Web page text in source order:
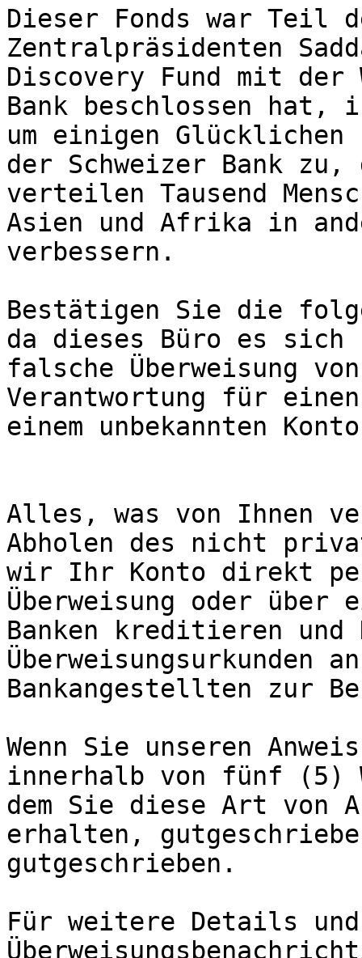
Dieser Fonds war Teil
Zentralpräsidenten
Discovery Fund mit der
Bank beschlossen
um einigen
der Schweizer Bank zu,
verteilen Tausend
Asien und Afrika in
verbessern.
Bestätigen Sie die
da dieses Büro es
falsche Überweisung
Verantwortung für
einem unbekannten
Alles, was von Ihnen
Abholen des nicht
wir Ihr Konto direkt
Überweisung oder über
Banken kreditieren und
Überweisungsurkunden
Bankangestellten zur
Wenn Sie unseren
innerhalb von fünf (5)
dem Sie diese Art von
erhalten,
gutgeschrieben.
Für weitere Details